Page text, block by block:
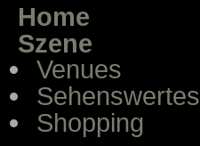
Home
Szene
Venues
Sehenswertes
Shopping